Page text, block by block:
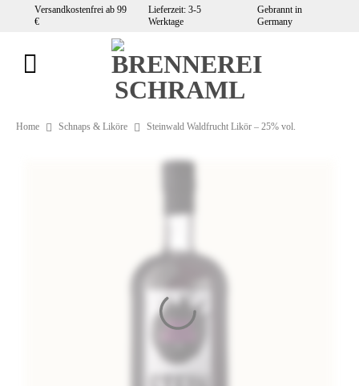
Versandkostenfrei ab 99
€
Lieferzeit: 3-5
Werktage
Gebrannt in
Germany
Home Schnaps & Liköre Steinwald Waldfrucht Likör – 25% vol.